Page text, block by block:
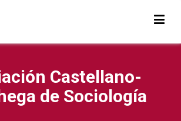
Castellano-
de Sociología